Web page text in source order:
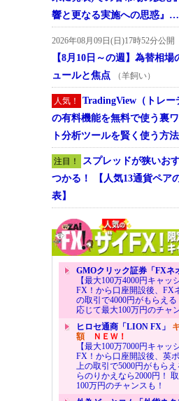
響と更なる実施への思惑』…
2026年08月09日(日)17時52分公開
【8月10日～の週】為替相
ュールと焦点
（羊飼い）
人気！
TradingView（トレー
の有料機能を無料で使う裏
ト分析ツールを賢く使う方
注目！
スプレッドが狭いお
つかる！ 【人気13通貨ペア
表】
GMOクリック証券「FXネ
【最大100万4000円キャッ
FX！から口座開設後、FX
の取引で4000円がもらえ
応じて最大100万円のチャ
ヒロセ通商「LION FX」
額ＮＥＷ！
【最大100万7000円キャッ
FX！から口座開設後、英
上の取引で5000円がもら
らのりかえなら2000円！
100万円のチャンスも！